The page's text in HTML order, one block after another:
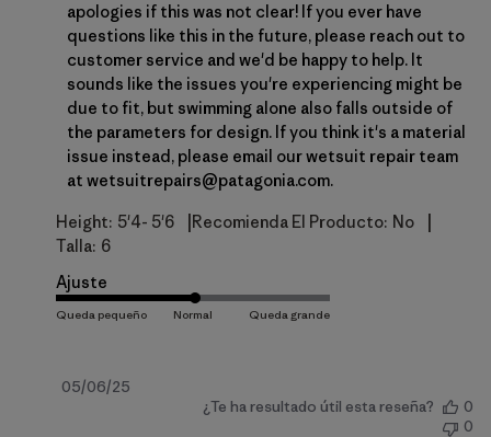
apologies if this was not clear! If you ever have
questions like this in the future, please reach out to
customer service and we'd be happy to help. It
sounds like the issues you're experiencing might be
due to fit, but swimming alone also falls outside of
the parameters for design. If you think it's a material
issue instead, please email our wetsuit repair team
at wetsuitrepairs@patagonia.com​.
Height: 5'4- 5'6 Recomienda El Producto: No
Talla: 6
Ajuste
Fecha
05/06/25
¿Te ha resultado útil esta reseña?
0
0